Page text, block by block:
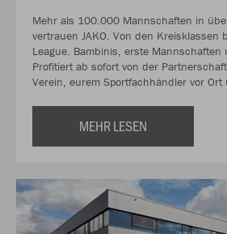
Mehr als 100.000 Mannschaften in
vertrauen JAKO. Von den Kreisklassen
League. Bambinis, erste Mannschaften
Profitiert ab sofort von der
Verein, eurem Sportfachhändler vor Ort
MEHR LESEN